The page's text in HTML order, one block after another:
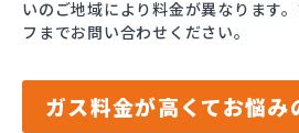
いのご地域により料金が異なります
フまでお問い合わせください。
ガス料金が高くてお悩み